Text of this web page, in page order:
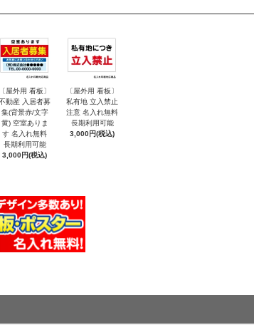
〔屋外用 看板〕
動産 入居者募
集(背景赤/文字
黄) 空室ありま
す 名入れ無料
長期利用可能
3,000円(税込)
〔屋外用 看板〕
私有地 立入禁止
注意 名入れ無料
長期利用可能
3,000円(税込)